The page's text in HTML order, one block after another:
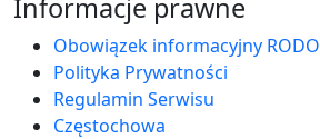
Informacje prawne
Obowiązek informacyjny RODO
Polityka Prywatności
Regulamin Serwisu
Częstochowa